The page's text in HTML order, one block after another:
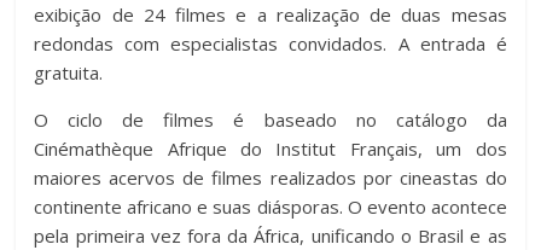
exibição de 24 filmes e a realização de duas mesas
redondas com especialistas convidados. A entrada é
gratuita.
O ciclo de filmes é baseado no catálogo da
Cinémathèque Afrique do Institut Français, um dos
maiores acervos de filmes realizados por cineastas do
continente africano e suas diásporas. O evento acontece
pela primeira vez fora da África, unificando o Brasil e as